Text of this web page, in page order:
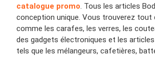
catalogue promo. Tous les articles
conception unique. Vous trouverez tout
comme les carafes, les verres, les
des gadgets électroniques et les
tels que les mélangeurs, cafetières,